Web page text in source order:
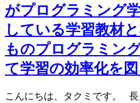
がプログラミング
している学習教材
ものプログラミン
て学習の効率化を図
こんにちは、タクミです。 長